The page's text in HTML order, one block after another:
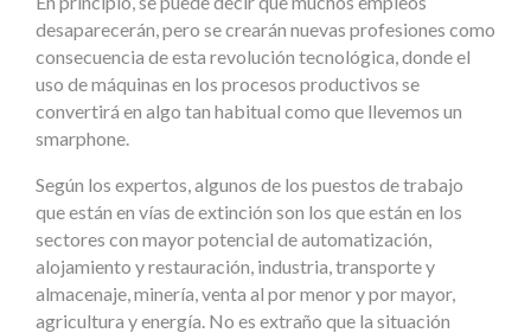
desaparecerán, pero se crearán nuevas profesiones como
consecuencia de esta revolución tecnológica, donde el
uso de máquinas en los procesos productivos se
convertirá en algo tan habitual como que llevemos un
smarphone.
Según los expertos, algunos de los puestos de trabajo
que están en vías de extinción son los que están en los
sectores con mayor potencial de automatización,
alojamiento y restauración, industria, transporte y
almacenaje, minería, venta al por menor y por mayor,
agricultura y energía. No es extraño que la situación